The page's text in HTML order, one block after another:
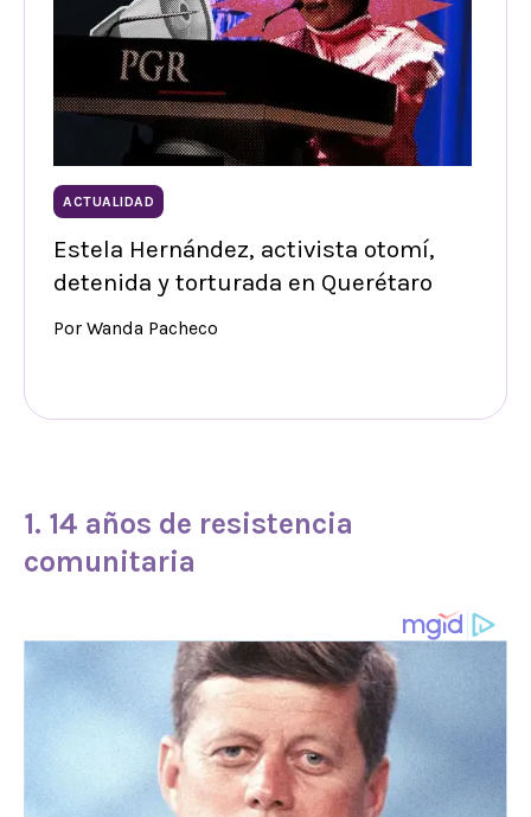
ACTUALIDAD
Estela Hernández, activista otomí,
detenida y torturada en Querétaro
Por Wanda Pacheco
1. 14 años de resistencia
comunitaria